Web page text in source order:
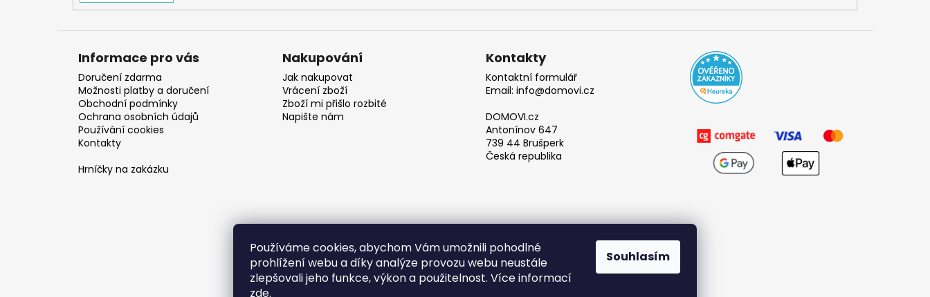
Používáme cookies, abychom Vám umožnili pohodlné
prohlížení webu a díky analýze provozu webu neustále
zlepšovali jeho funkce, výkon a použitelnost. Více informací
zde.
Souhlasím
Informace pro vás
Doručení zdarma
Možnosti platby a doručení
Obchodní podmínky
Ochrana osobních údajů
Používání cookies
Kontakty
Hrníčky na zakázku
Nakupování
Jak nakupovat
Vrácení zboží
Zboží mi přišlo rozbité
Napište nám
Kontakty
Kontaktní formulář
Email: info@domovi.cz
DOMOVI.cz
Antonínov 647
739 44 Brušperk
Česká republika
Obchodní podmínky